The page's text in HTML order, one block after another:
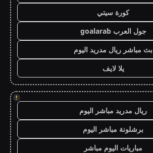
كورة سيتي
جول العرب goalarab
بث مباشر ريال مدريد اليوم
يلا لايف
!
ريال مدريد مباشر اليوم
برشلونة مباشر اليوم
مباريات اليوم مباشر